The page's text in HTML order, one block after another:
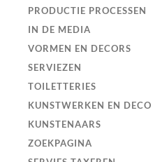
PRODUCTIE PROCESSEN
IN DE MEDIA
VORMEN EN DECORS
SERVIEZEN
TOILETTERIES
KUNSTWERKEN EN DECO
KUNSTENAARS
ZOEKPAGINA